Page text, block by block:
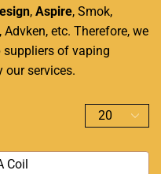
, Aspire, Smok,
etc. Therefore, we
suppliers of vaping
our services.